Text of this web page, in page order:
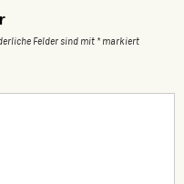
Felder sind mit * markiert